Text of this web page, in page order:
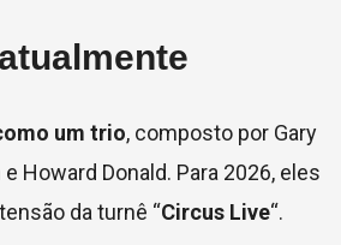
um trio, composto por Gary
Howard Donald. Para 2026, eles
da turnê “Circus Live“.